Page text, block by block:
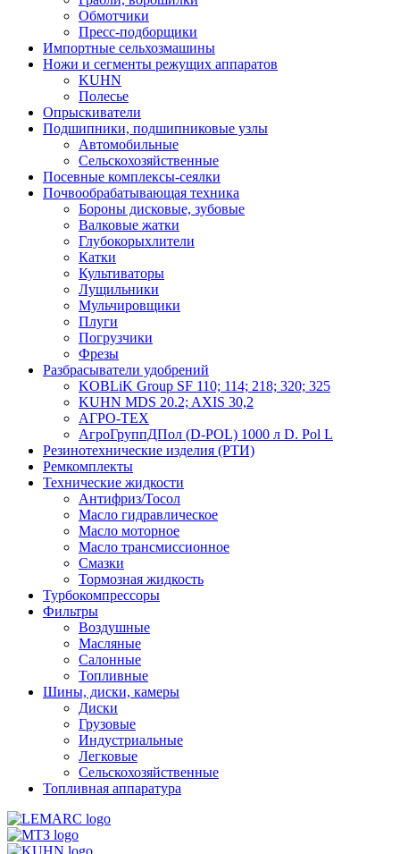
Обмотчики
Пресс-подборщики
Импортные сельхозмашины
Ножи и сегменты режущих аппаратов
KUHN
Полесье
Опрыскиватели
Подшипники, подшипниковые узлы
Автомобильные
Сельскохозяйственные
Посевные комплексы-сеялки
Почвообрабатывающая техника
Бороны дисковые, зубовые
Валковые жатки
Глубокорыхлители
Катки
Культиваторы
Лущильники
Мульчировщики
Плуги
Погрузчики
Фрезы
Разбрасыватели удобрений
KOBLiK Group SF 110; 114; 218; 320; 325
KUHN MDS 20.2; AXIS 30,2
АГРО-ТЕХ
АгроГруппДПол (D-POL) 1000 л D. Pol L
Резинотехнические изделия (РТИ)
Ремкомплекты
Технические жидкости
Антифриз/Тосол
Масло гидравлическое
Масло моторное
Масло трансмиссионное
Смазки
Тормозная жидкость
Турбокомпрессоры
Фильтры
Воздушные
Масляные
Салонные
Топливные
Шины, диски, камеры
Диски
Грузовые
Индустриальные
Легковые
Сельскохозяйственные
Топливная аппаратура